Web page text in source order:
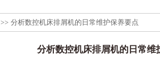
>> 分析数控机床排屑机的日常维护保养要点
分析数控机床排屑机的日常维